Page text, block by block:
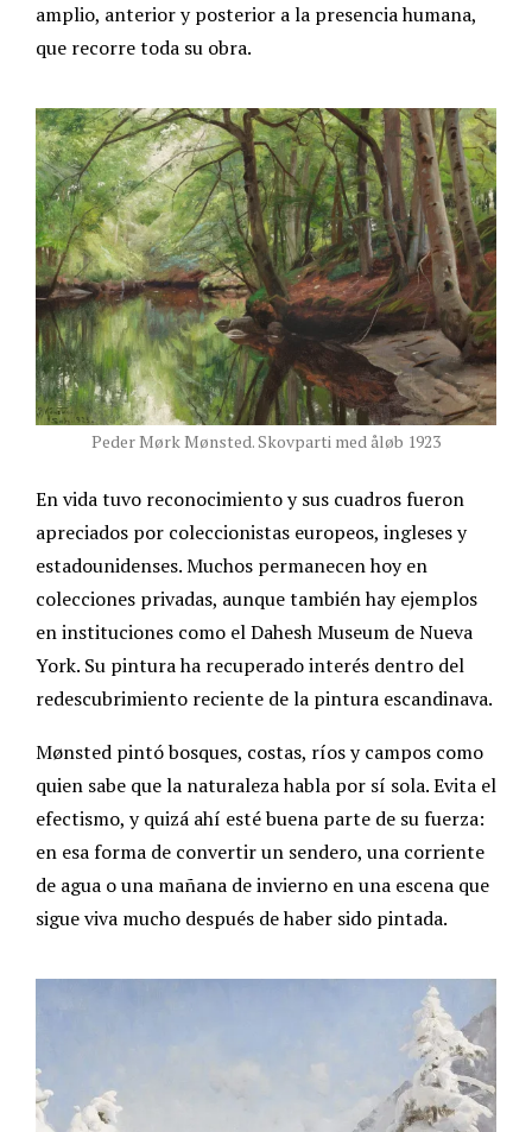
amplio, anterior y posterior a la presencia humana,
que recorre toda su obra.
Peder Mørk Mønsted. Skovparti med åløb 1923
En vida tuvo reconocimiento y sus cuadros fueron
apreciados por coleccionistas europeos, ingleses y
estadounidenses. Muchos permanecen hoy en
colecciones privadas, aunque también hay ejemplos
en instituciones como el Dahesh Museum de Nueva
York. Su pintura ha recuperado interés dentro del
redescubrimiento reciente de la pintura escandinava.
Mønsted pintó bosques, costas, ríos y campos como
quien sabe que la naturaleza habla por sí sola. Evita el
efectismo, y quizá ahí esté buena parte de su fuerza:
en esa forma de convertir un sendero, una corriente
de agua o una mañana de invierno en una escena que
sigue viva mucho después de haber sido pintada.